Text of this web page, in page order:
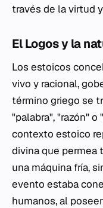
través de la virtud
El Logos y la
Los estoicos
vivo y racional,
término griego se
"palabra", "razón"
contexto estoico
divina que permea
una máquina fría,
evento estaba
humanos, al